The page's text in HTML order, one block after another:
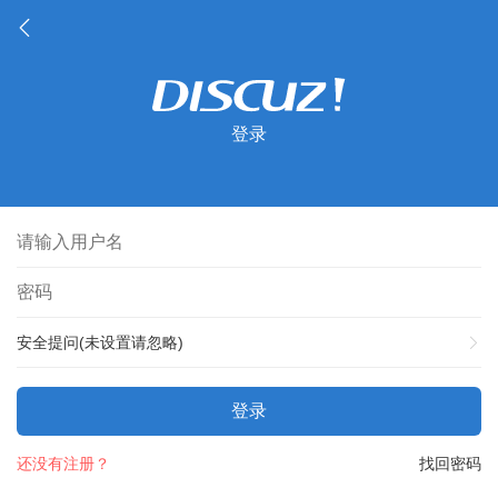
登录
安全提问(未设置请忽略)
登录
找回密码
还没有注册？